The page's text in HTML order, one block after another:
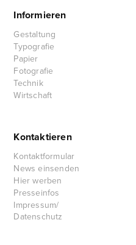
Informieren
Gestaltung
Typografie
Papier
Fotografie
Technik
Wirtschaft
Kontaktieren
Kontaktformular
News einsenden
Hier werben
Presseinfos
Impressum/
Datenschutz